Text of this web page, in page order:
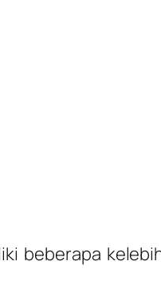
beberapa